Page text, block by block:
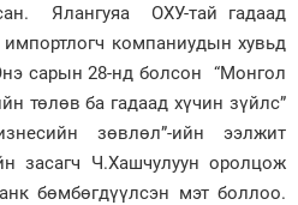
Ялангуяа ОХУ-тай гадаад
импортлогч компаниудын хувьд
сарын 28-нд болсон “Монгол
төлөв ба гадаад хүчин зүйлс”
зөвлөл”-ийн ээлжит
засагч Ч.Хашчулуун оролцож
бөмбөгдүүлсэн мэт боллоо.